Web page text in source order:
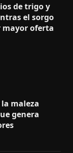
de trigo y
el sorgo
oferta
maleza
genera